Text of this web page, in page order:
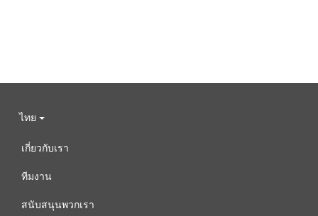
ไทย
เกี่ยวกับเรา
ทีมงาน
สนับสนุนพวกเรา